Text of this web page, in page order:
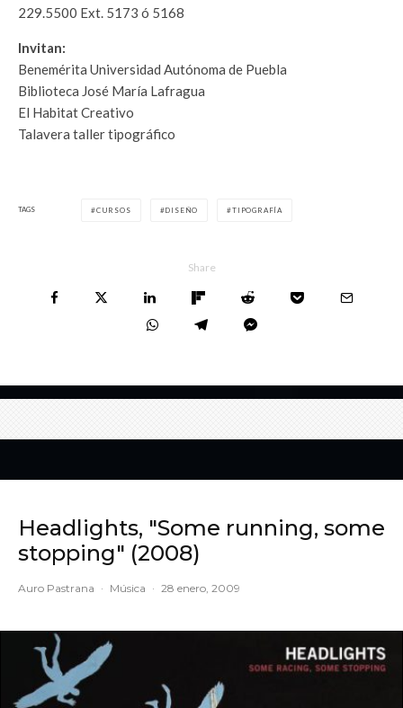
229.5500 Ext. 5173 ó 5168
Invitan:
Benemérita Universidad Autónoma de Puebla
Biblioteca José María Lafragua
El Habitat Creativo
Talavera taller tipográfico
TAGS CURSOS DISEÑO TIPOGRAFÍA
Share
Headlights, "Some running, some
stopping" (2008)
Auro Pastrana · Música · 28 enero, 2009